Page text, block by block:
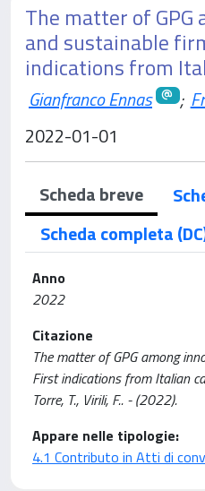
The matter of GPG
and sustainable
indications from
Gianfranco Ennas ;
2022-01-01
Scheda breve
Scheda completa
Anno
2022
Citazione
The matter of GPG among
First indications from Italian
Torre, T., Virili, F.. - (2022).
Appare nelle tipologie:
4.1 Contributo in Atti di